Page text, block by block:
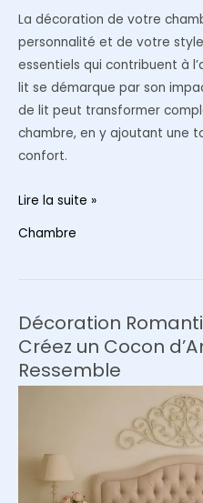
La décoration de votre
personnalité et de votre
essentiels qui contribuent à
lit se démarque par son
de lit peut transformer
chambre, en y ajoutant une
confort.
Optimisez
chambre
avec
du
linge
Lire la suite »
Chambre
Décoration
Créez un Cocon
Ressemble